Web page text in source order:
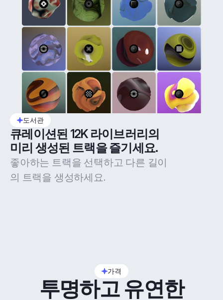
도서관
큐레이션된 12K 라이브러리의
미리 생성된 트랙을 즐기세요.
좋아하는 트랙을 선택하고 다른 길이
의 트랙을 생성하세요.
가격
투명하고 유연한